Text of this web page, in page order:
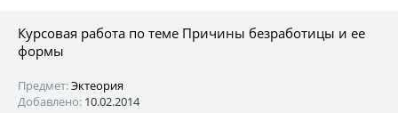
Курсовая работа по теме Причины безработицы и ее
формы
Предмет:Эктеория
Добавлено: 10.02.2014